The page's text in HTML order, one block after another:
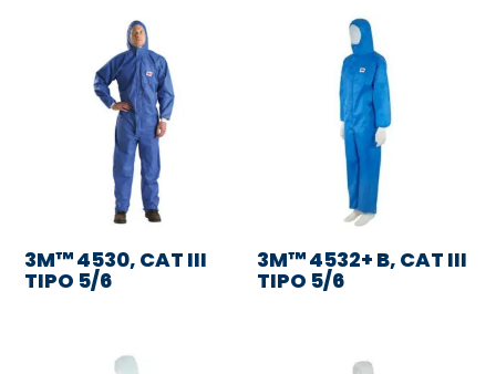
3M™ 4530, CAT III
TIPO 5/6
3M™ 4532+ B, CAT III
TIPO 5/6